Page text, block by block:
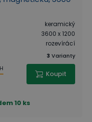
keramický
3600 x 1200
rozevírácí
3 Varianty
Koupit
10 ks